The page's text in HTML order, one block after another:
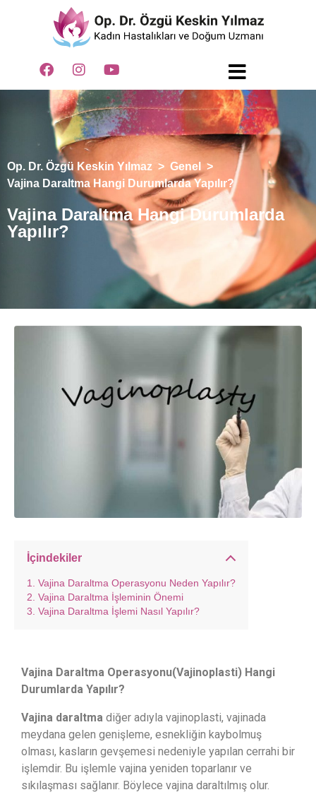
Op. Dr. Özgü Keskin Yılmaz > Genel
>
Vajina Daraltma Hangi Durumlarda Yapılır?
Vajina Daraltma Hangi Durumlarda
Yapılır?
İçindekiler
Vajina Daraltma Operasyonu Neden Yapılır?
Vajina Daraltma İşleminin Önemi
Vajina Daraltma İşlemi Nasıl Yapılır?
Vajina Daraltma Operasyonu(Vajinoplasti) Hangi
Durumlarda Yapılır?
Vajina daraltma diğer adıyla vajinoplasti, vajinada
meydana gelen genişleme, esnekliğin kaybolmuş
olması, kasların gevşemesi nedeniyle yapılan cerrahi bir
işlemdir. Bu işlemle vajina yeniden toparlanır ve
sıkılaşması sağlanır. Böylece vajina daraltılmış olur.